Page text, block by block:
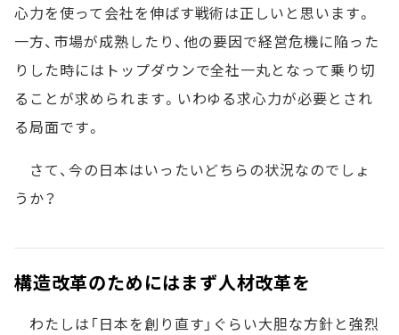
心力を使って会社を伸ばす戦術は正しいと思います。
一方、市場が成熟したり、他の要因で経営危機に陥った
りした時にはトップダウンで全社一丸となって乗り切
ることが求められます。いわゆる求心力が必要とされ
る局面です。
さて、今の日本はいったいどちらの状況なのでしょ
うか？
構造改革のためにはまず人材改革を
わたしは「日本を創り直す」ぐらい大胆な方針と強烈